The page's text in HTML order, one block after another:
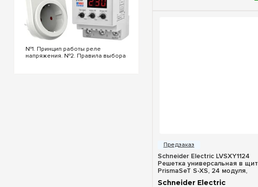
Schneider Electric LVSXY1124
Решетка универсальная в щит
PrismaSeT S-XS, 24 модуля,
высота 2 ряда
Schneider Electric
№1. Принцип работы реле
напряжения. №2. Правила выбора